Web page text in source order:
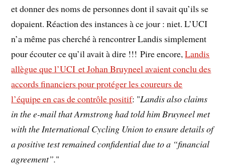
et donner des noms de personnes dont il savait qu’ils se
dopaient. Réaction des instances à ce jour : niet. L’UCI
n’a même pas cherché à rencontrer Landis simplement
pour écouter ce qu’il avait à dire !!! Pire encore,Landis
allègue que l’UCI et Johan Bruyneel avaient conclu des
accords financiers pour protéger les coureurs de
l’équipe en cas de contrôle positif: "Landis also claims
in the e-mail that Armstrong had told him Bruyneel met
with the International Cycling Union to ensure details of
a positive test remained confidential due to a “financial
agreement”."